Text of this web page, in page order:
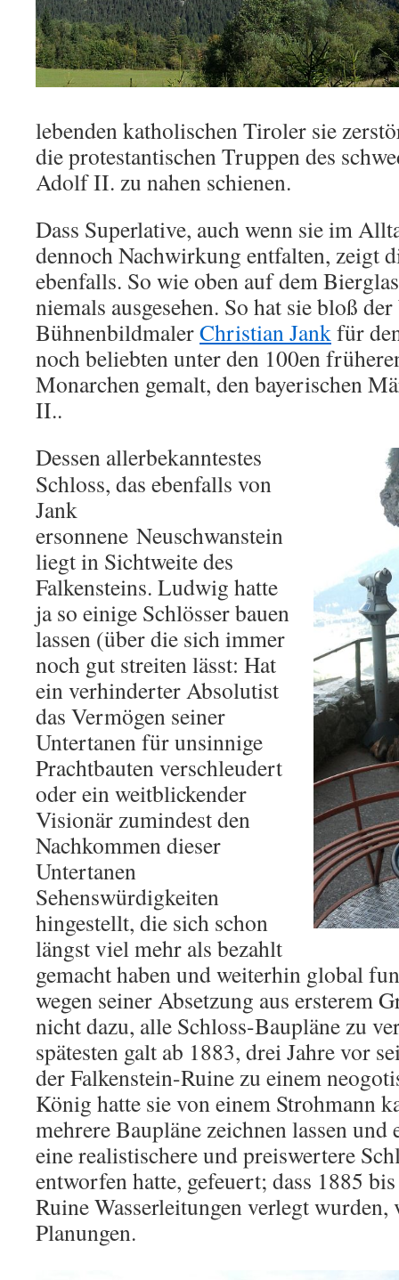
lebenden katholischen Tiroler sie
die protestantischen Truppen des
Adolf II. zu nahen schienen.
Dass Superlative, auch wenn sie im
dennoch Nachwirkung entfalten, zeigt
ebenfalls. So wie oben auf dem
niemals ausgesehen. So hat sie bloß
BühnenbildmalerChristian Jankfür
noch beliebten unter den 100en
Monarchen gemalt, den bayerischen
II..
Dessen allerbekanntestes
Schloss, das ebenfalls von
Jank
ersonnene Neuschwanstein
liegt in Sichtweite des
Falkensteins. Ludwig hatte
ja so einige Schlösser bauen
lassen (über die sich immer
noch gut streiten lässt: Hat
ein verhinderter Absolutist
das Vermögen seiner
Untertanen für unsinnige
Prachtbauten verschleudert
oder ein weitblickender
Visionär zumindest den
Nachkommen dieser
Untertanen
Sehenswürdigkeiten
hingestellt, die sich schon
längst viel mehr als bezahlt
gemacht haben und weiterhin global
wegen seiner Absetzung aus ersterem
nicht dazu, alle Schloss-Baupläne zu
spätesten galt ab 1883, drei Jahre vor
der Falkenstein-Ruine zu einem
König hatte sie von einem Strohmann
mehrere Baupläne zeichnen lassen
eine realistischere und preiswertere
entworfen hatte, gefeuert; dass 1885
Ruine Wasserleitungen verlegt wurden,
Planungen.